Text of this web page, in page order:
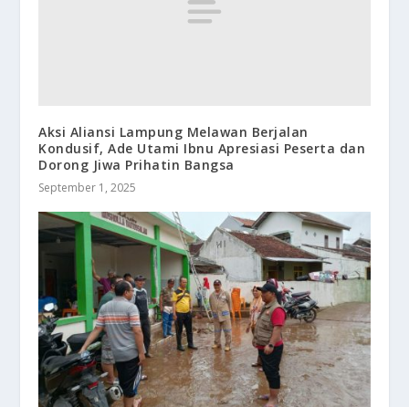
Aksi Aliansi Lampung Melawan Berjalan
Kondusif, Ade Utami Ibnu Apresiasi Peserta dan
Dorong Jiwa Prihatin Bangsa
September 1, 2025